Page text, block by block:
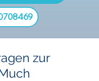
zur